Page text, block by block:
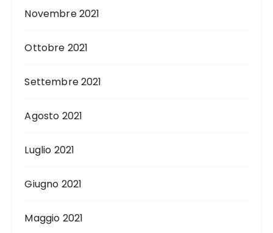
Novembre 2021
Ottobre 2021
Settembre 2021
Agosto 2021
Luglio 2021
Giugno 2021
Maggio 2021